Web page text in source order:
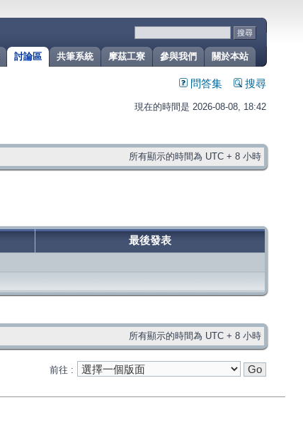
關於本站
參與我們
摩茲工寮
共筆系統
討論區
問答集 搜尋
現在的時間是 2026-08-08, 18:42
所有顯示的時間為 UTC + 8 小時
最後發表
所有顯示的時間為 UTC + 8 小時
前往 :